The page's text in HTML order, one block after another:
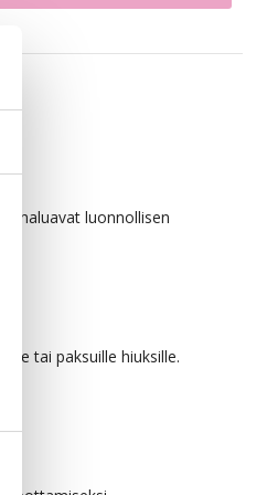
haluavat luonnollisen
tai paksuille hiuksille.